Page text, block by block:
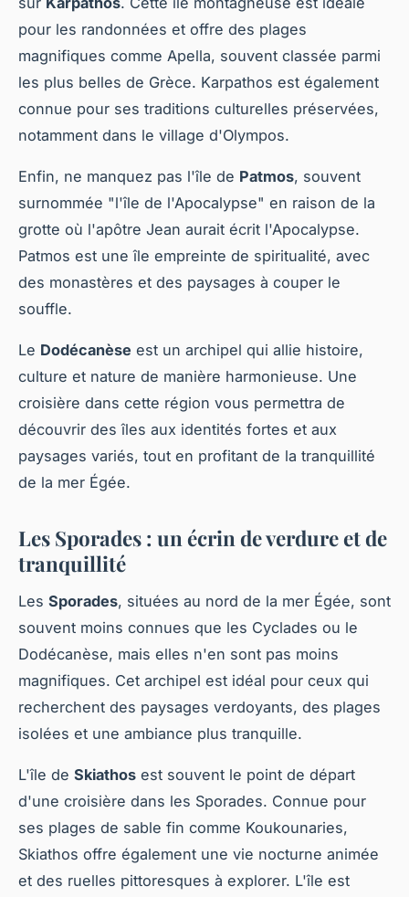
pour les randonnées et offre des plages
magnifiques comme Apella, souvent classée parmi
les plus belles de Grèce. Karpathos est également
connue pour ses traditions culturelles préservées,
notamment dans le village d'Olympos.
Enfin, ne manquez pas l'île de Patmos, souvent
surnommée "l'île de l'Apocalypse" en raison de la
grotte où l'apôtre Jean aurait écrit l'Apocalypse.
Patmos est une île empreinte de spiritualité, avec
des monastères et des paysages à couper le
souffle.
Le Dodécanèse est un archipel qui allie histoire,
culture et nature de manière harmonieuse. Une
croisière dans cette région vous permettra de
découvrir des îles aux identités fortes et aux
paysages variés, tout en profitant de la tranquillité
de la mer Égée.
Les Sporades : un écrin de verdure et de
tranquillité
Les Sporades, situées au nord de la mer Égée, sont
souvent moins connues que les Cyclades ou le
Dodécanèse, mais elles n'en sont pas moins
magnifiques. Cet archipel est idéal pour ceux qui
recherchent des paysages verdoyants, des plages
isolées et une ambiance plus tranquille.
L'île de Skiathos est souvent le point de départ
d'une croisière dans les Sporades. Connue pour
ses plages de sable fin comme Koukounaries,
Skiathos offre également une vie nocturne animée
et des ruelles pittoresques à explorer. L'île est